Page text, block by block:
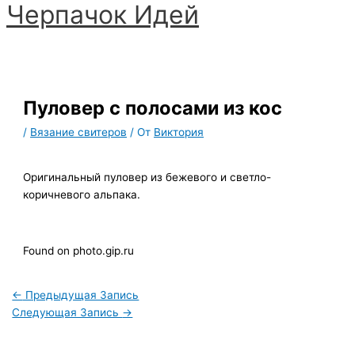
Перейти
к
Черпачoк Идей
Пуловер с полосами из кос
/ Вязание свитеров / От Виктория
Оригинальный пуловер из бежевого и светло-
коричневого альпака.
Found on photo.gip.ru
← Предыдущая Запись
Следующая Запись →